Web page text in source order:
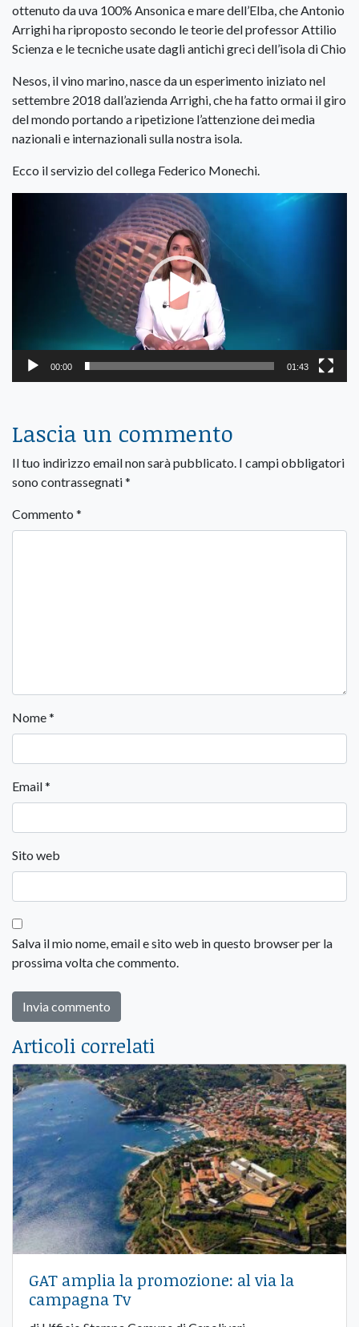
ottenuto da uva 100% Ansonica e mare dell’Elba, che Antonio
Arrighi ha riproposto secondo le teorie del professor Attilio
Scienza e le tecniche usatedagliantichi greci dell’isola di Chio
Nesos, il vino marino, nasce da un esperimento iniziato nel
settembre 2018 dall’azienda Arrighi, che ha fatto ormai il giro
del mondo portando a ripetizione l’attenzione dei media
nazionali e internazionali sulla nostra isola.
Ecco il servizio del collega Federico Monechi.
00:00 01:43
Lascia un commento
Il tuo indirizzo email non sarà pubblicato. I campi obbligatori
sono contrassegnati*
Commento *
Nome*
Email*
Sito web
Salva il mio nome, email e sito web in questo browser per la
prossima volta che commento.
Articoli correlati
GAT amplia la promozione: al via la
campagna Tv